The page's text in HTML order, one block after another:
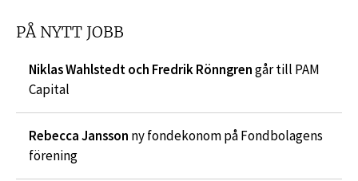
PÅ NYTT JOBB
Niklas Wahlstedt och Fredrik Rönngrengår till PAM
Capital
Rebecca Jansson ny fondekonom på Fondbolagens
förening